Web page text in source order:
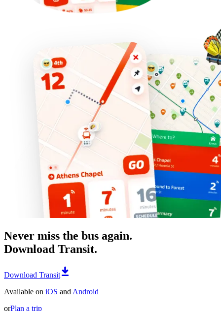
Never miss the bus again.
Download Transit.
Download Transit
Available on iOS and Android
orPlan a trip